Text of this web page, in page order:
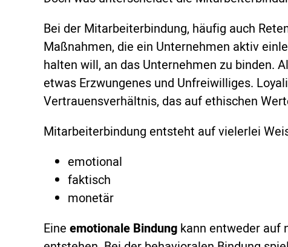
Bei der Mitarbeiterbindung, häufig auch
Maßnahmen, die ein Unternehmen aktiv
halten will, an das Unternehmen zu binden.
etwas Erzwungenes und Unfreiwilliges.
Vertrauensverhältnis, das auf ethischen
Mitarbeiterbindung entsteht auf vielerlei
emotional
faktisch
monetär
Eine emotionale Bindung kann entweder auf